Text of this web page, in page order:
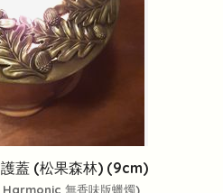
蓋 (松果森林) (9cm)
無香味版蠟燭)